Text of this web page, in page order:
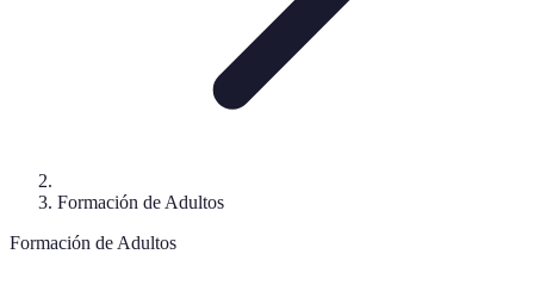
Formación de Adultos
Formación de Adultos